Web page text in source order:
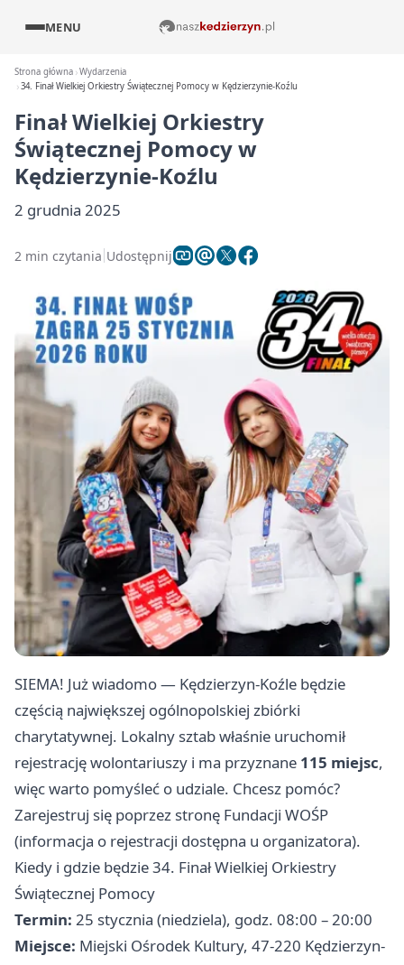
MENU
Strona główna Wydarzenia
34. Finał Wielkiej Orkiestry Świątecznej Pomocy w Kędzierzynie-Koźlu
Finał Wielkiej Orkiestry
Świątecznej Pomocy w
Kędzierzynie-Koźlu
2 grudnia 2025
2 min czytania Udostępnij
SIEMA! Już wiadomo — Kędzierzyn-Koźle będzie
częścią największej ogólnopolskiej zbiórki
charytatywnej. Lokalny sztab właśnie uruchomił
rejestrację wolontariuszy i ma przyznane 115 miejsc,
więc warto pomyśleć o udziale. Chcesz pomóc?
Zarejestruj się poprzez stronę Fundacji WOŚP
(informacja o rejestracji dostępna u organizatora).
Kiedy i gdzie będzie 34. Finał Wielkiej Orkiestry
Świątecznej Pomocy
Termin: 25 stycznia (niedziela), godz. 08:00 – 20:00
Miejsce: Miejski Ośrodek Kultury, 47-220 Kędzierzyn-